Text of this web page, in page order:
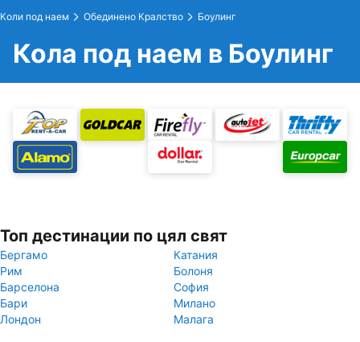
Коли под наем Обединено Кралство Боулинг
Кола под наем в Боулинг
Топ дестинации по цял свят
Бергамо
Катания
Рим
Болоня
Барселона
София
Бари
Милано
Лондон
Малага